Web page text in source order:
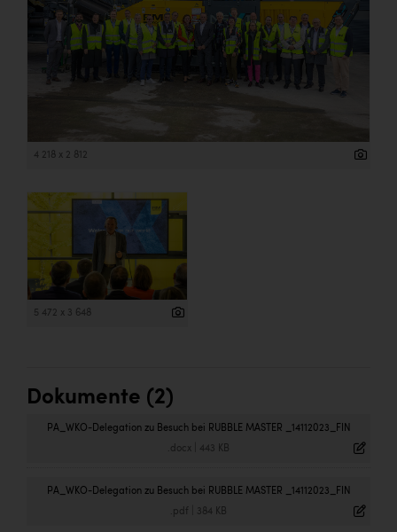
kunden basics
4 218 x 2 812
5 472 x 3 648
Dokumente (2)
PA_WKO-Delegation zu Besuch bei RUBBLE MASTER _14112023_FIN
.docx 443 KB
PA_WKO-Delegation zu Besuch bei RUBBLE MASTER _14112023_FIN
.pdf 384 KB